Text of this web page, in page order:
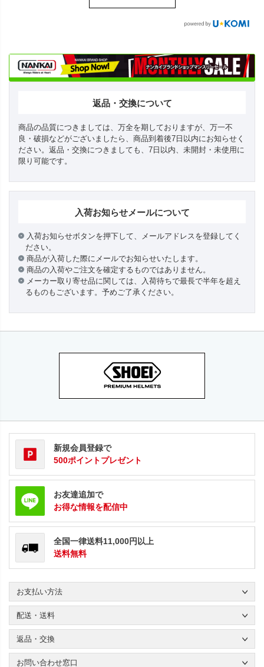
返品・交換について
商品の品質につきましては、万全を期しておりますが、万一不
良・破損などがございましたら、商品到着後7日以内にお知らせく
ださい。返品・交換につきましても、7日以内、未開封・未使用に
限り可能です。
入荷お知らせメールについて
入荷お知らせボタンを押下して、メールアドレスを登録してく
ださい。
商品が入荷した際にメールでお知らせいたします。
商品の入荷やご注文を確定するものではありません。
メーカー取り寄せ品に関しては、入荷待ちで最長で半年を超え
るものもございます。予めご了承ください。
新規会員登録で
500ポイントプレゼント
お友達追加で
お得な情報を配信中
全国一律送料11,000円以上
送料無料
お支払い方法
配送・送料
返品・交換
お問い合わせ窓口